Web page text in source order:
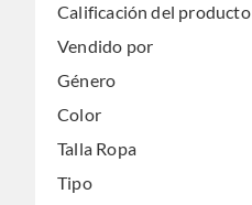
Calificación del producto
Vendido por
Género
Color
Talla Ropa
Tipo